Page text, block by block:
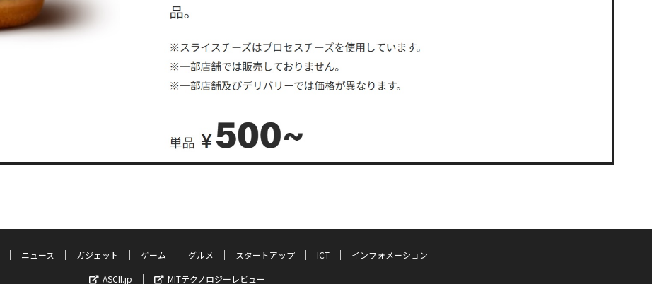
ニュース ガジェット ゲーム グルメ スタートアップ ICT
インフォメーション
ASCII.jp
MITテクノロジーレビュー